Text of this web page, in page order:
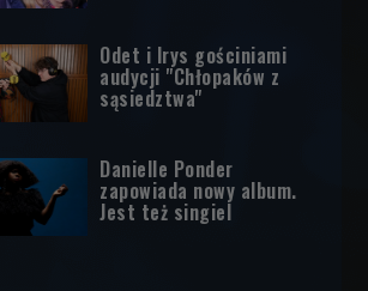
Odet i Irys gościniami
audycji "Chłopaków z
sąsiedztwa"
Danielle Ponder
zapowiada nowy album.
Jest też singiel